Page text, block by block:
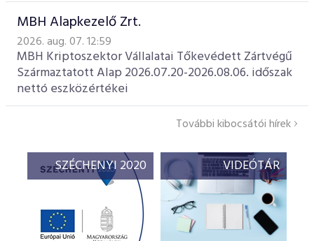
MBH Alapkezelő Zrt.
2026. aug. 07. 12:59
MBH Kriptoszektor Vállalatai Tőkevédett Zártvégű
Származtatott Alap 2026.07.20-2026.08.06. időszak
nettó eszközértékei
További kibocsátói hírek
SZÉCHENYI 2020 VIDEÓTÁR